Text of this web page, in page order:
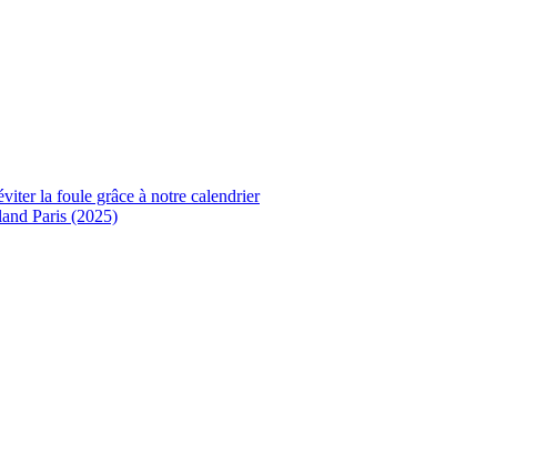
la foule grâce à notre calendrier
Paris (2025)